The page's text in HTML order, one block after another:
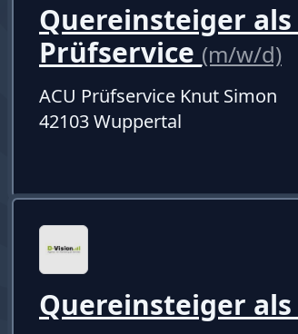
Quereinsteiger
Prüfservice (m/w/d)
ACU Prüfservice Knut Simon
42103 Wuppertal
Quereinsteiger